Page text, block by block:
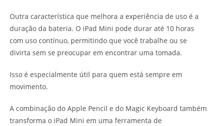
Outra característica que melhora a experiência de uso é a
duração da bateria. O iPad Mini pode durar até 10 horas
com uso contínuo, permitindo que você trabalhe ou se
divirta sem se preocupar em encontrar uma tomada.
Isso é especialmente útil para quem está sempre em
movimento.
A combinação do Apple Pencil e do Magic Keyboard também
transforma o iPad Mini em uma ferramenta de